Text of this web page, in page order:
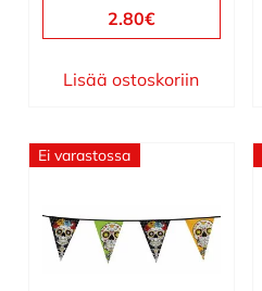
2.80€
Lisää ostoskoriin
Ei varastossa